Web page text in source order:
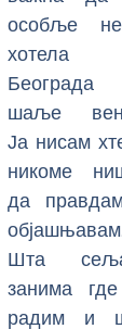
особље
хотела
Београда
шаље
Ја нисам
никоме
да
објашњавам.
Шта
занима
радим и